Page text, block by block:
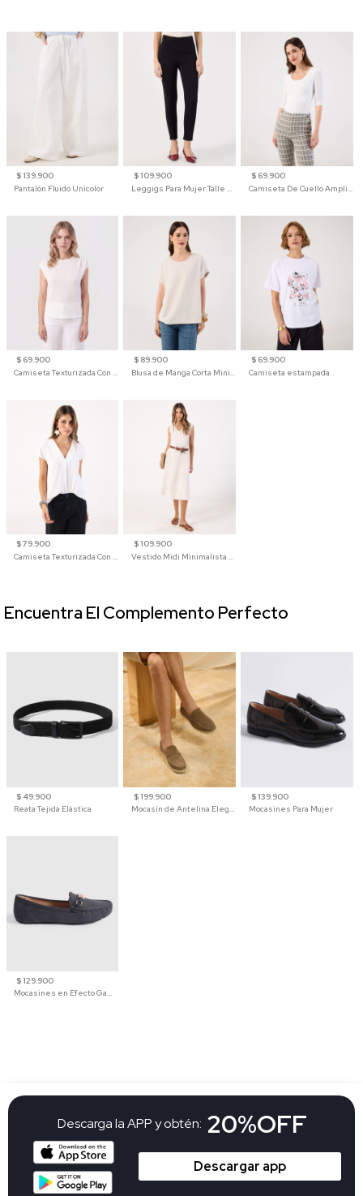
$ 139.900
Pantalón Fluido Unicolor
$ 109.900
Leggigs Para Mujer Talle Alto Liso
$ 69.900
Camiseta De Cuello Amplio Y Manga 3/4 Para Mujer
$ 69.900
Camiseta Texturizada Con Hombro Caído Para Mujer
$ 89.900
Blusa de Manga Corta Minimalista para Mujer
$ 69.900
Camiseta estampada
$ 79.900
Camiseta Texturizada Con Cuello En V Para Mujer
$ 109.900
Vestido Midi Minimalista De Silueta Amplia
$ 49.900
Reata Tejida Elástica
$ 199.900
Mocasín de Antelina Elegante con Suela de Contraste Para Hombre
$ 139.900
Mocasines Para Mujer
$ 129.900
Mocasines en Efecto Gamuzado Para Mujer
Encuentra El Complemento Perfecto
Descarga la APP y obtén: 20%OFF
Descargar app